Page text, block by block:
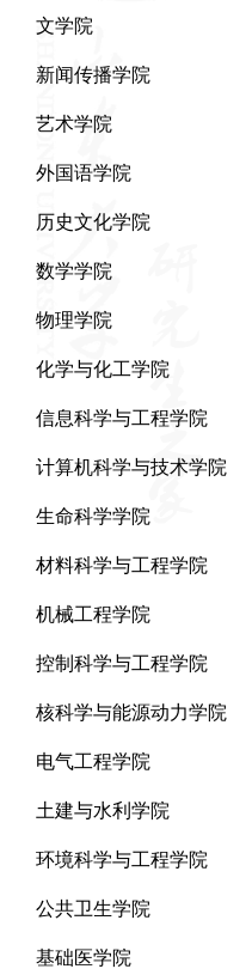
文学院
新闻传播学院
艺术学院
外国语学院
历史文化学院
数学学院
物理学院
化学与化工学院
信息科学与工程学院
计算机科学与技术学院
生命科学学院
材料科学与工程学院
机械工程学院
控制科学与工程学院
核科学与能源动力学院
电气工程学院
土建与水利学院
环境科学与工程学院
公共卫生学院
基础医学院